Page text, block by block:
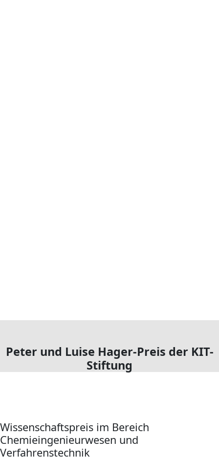
Peter und Luise Hager-Preis der KIT-
Stiftung
Wissenschaftspreis im Bereich
Chemieingenieurwesen und
Verfahrenstechnik